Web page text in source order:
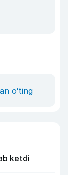
o‘ting
ketdi